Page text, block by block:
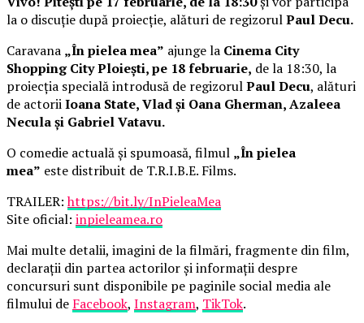
la o discuție după proiecție, alături de regizorulPaul Decu.
Caravana „În pielea mea” ajunge la Cinema City
Shopping City Ploiești, pe 18 februarie, de la 18:30, la
proiecția specială introdusă de regizorulPaul Decu, alături
de actoriiIoana State, Vlad și Oana Gherman, Azaleea
Necula și Gabriel Vatavu.
O comedie actuală și spumoasă, filmul „În pielea
mea” este distribuit de T.R.I.B.E. Films.
TRAILER:https://bit.ly/InPieleaMea
Site oficial: inpieleamea.ro
Mai multe detalii, imagini de la filmări, fragmente din film,
declarații din partea actorilor și informații despre
concursuri sunt disponibile pe paginile social media ale
filmului de Facebook, Instagram, TikTok.